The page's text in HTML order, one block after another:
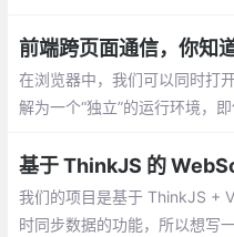
歌曲播放时
前端跨页面通信，你知
在浏览器中，我们可以同时打
解为一个“独立”的运行环境，
面的数据、信息或状态。
基于 ThinkJS 的
我们的项目是基于 ThinkJS +
时同步数据的功能，所以想写